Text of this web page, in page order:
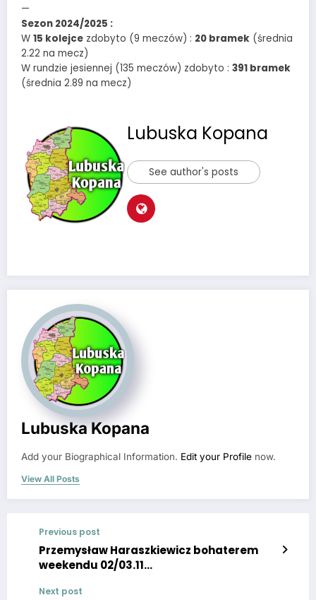
—
Sezon 2024/2025 :
W 15 kolejce zdobyto (9 meczów) : 20 bramek (średnia
2.22 na mecz)
W rundzie jesiennej (135 meczów) zdobyto : 391 bramek
(średnia 2.89 na mecz)
Lubuska Kopana
See author's posts
Lubuska Kopana
Add your Biographical Information. Edit your Profile now.
View All Posts
Previous post
Przemysław Haraszkiewicz bohaterem
weekendu 02/03.11…
Next post